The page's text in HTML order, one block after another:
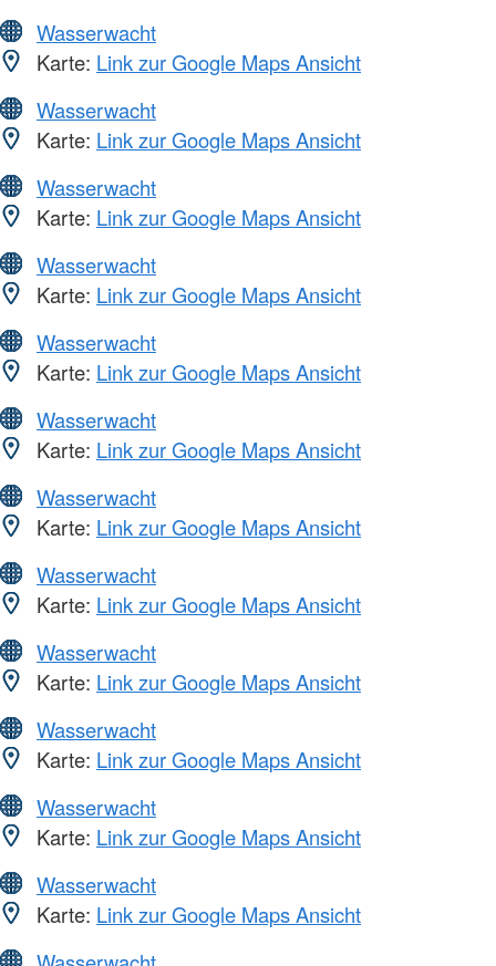
Wasserwacht
Karte: Link zur Google Maps Ansicht
Wasserwacht
Karte: Link zur Google Maps Ansicht
Wasserwacht
Karte: Link zur Google Maps Ansicht
Wasserwacht
Karte: Link zur Google Maps Ansicht
Wasserwacht
Karte: Link zur Google Maps Ansicht
Wasserwacht
Karte: Link zur Google Maps Ansicht
Wasserwacht
Karte: Link zur Google Maps Ansicht
Wasserwacht
Karte: Link zur Google Maps Ansicht
Wasserwacht
Karte: Link zur Google Maps Ansicht
Wasserwacht
Karte: Link zur Google Maps Ansicht
Wasserwacht
Karte: Link zur Google Maps Ansicht
Wasserwacht
Karte: Link zur Google Maps Ansicht